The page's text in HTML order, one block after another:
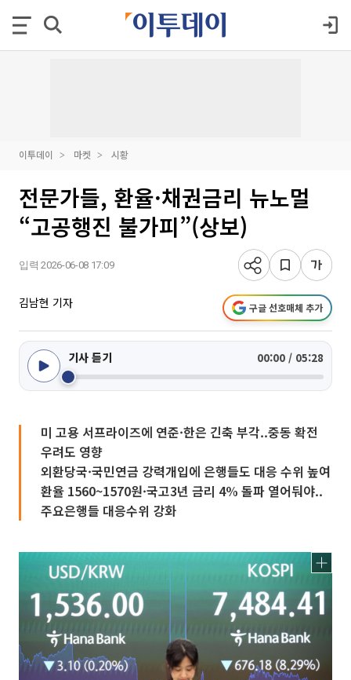
이투데이 마켓 시황
전문가들, 환율·채권금리 뉴노멀
“고공행진 불가피”(상보)
입력 2026-06-08 17:09
김남현 기자 구글 선호매체 추가
기사 듣기 00:00 / 05:28
미 고용 서프라이즈에 연준·한은 긴축 부각..중동 확전
우려도 영향
외환당국·국민연금 강력개입에 은행들도 대응 수위 높여
환율 1560~1570원·국고3년 금리 4% 돌파 열어둬야..
주요은행들 대응수위 강화